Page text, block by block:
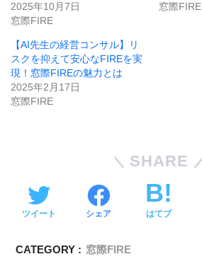
2025年10月7日
窓際FIRE
窓際FIRE
【AI先生の経営コンサル】リ
スクを抑えて安心なFIREを実
現！窓際FIREの魅力とは
2025年2月17日
窓際FIRE
SHARE
ツイート シェア はてブ
CATEGORY : 窓際FIRE